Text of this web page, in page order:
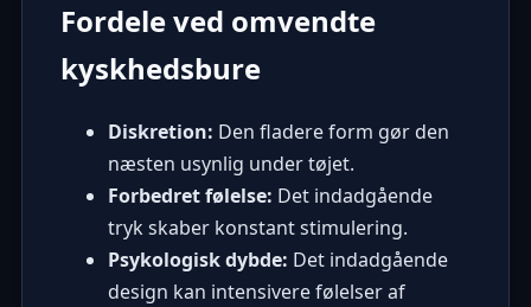
Fordele ved omvendte
kyskhedsbure
Diskretion: Den fladere form gør den
næsten usynlig under tøjet.
Forbedret følelse: Det indadgående
tryk skaber konstant stimulering.
Psykologisk dybde: Det indadgående
design kan intensivere følelser af